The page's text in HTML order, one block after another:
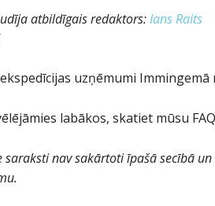
atbildīgais redaktors:Ians Raits
uzņēmumi Immingemā
labākos, skatiet mūsu
nav sakārtoti īpašā secībā un